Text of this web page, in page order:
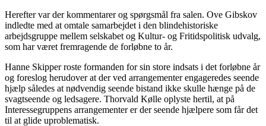
Herefter var der kommentarer og spørgsmål fra salen. Ove Gibskov
indledte med at omtale samarbejdet i den blindehistoriske
arbejdsgruppe mellem selskabet og Kultur- og Fritidspolitisk udvalg,
som har været fremragende de forløbne to år.
Hanne Skipper roste formanden for sin store indsats i det forløbne år
og foreslog herudover at der ved arrangementer engageredes seende
hjælp således at nødvendig seende bistand ikke skulle hænge på de
svagtseende og ledsagere. Thorvald Kølle oplyste hertil, at på
Interessegruppens arrangementer er der seende hjælpere som får det
til at glide uproblematisk.